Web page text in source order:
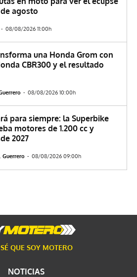
agosto
- 08/08/2026 11:00h
una Honda Grom con
CBR300 y el resultado
- 08/08/2026 10:00h
para siempre: la Superbike
motores de 1.200 cc y
2027
Guerrero - 08/08/2026 09:00h
QUE SOY MOTERO
NOTICIAS